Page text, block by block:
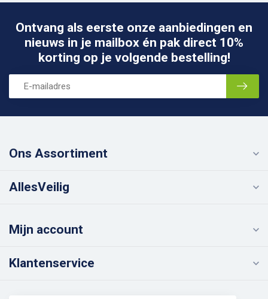
Ontvang als eerste onze aanbiedingen en
nieuws in je mailbox én pak direct 10%
korting op je volgende bestelling!
Ons Assortiment
AllesVeilig
Mijn account
Klantenservice